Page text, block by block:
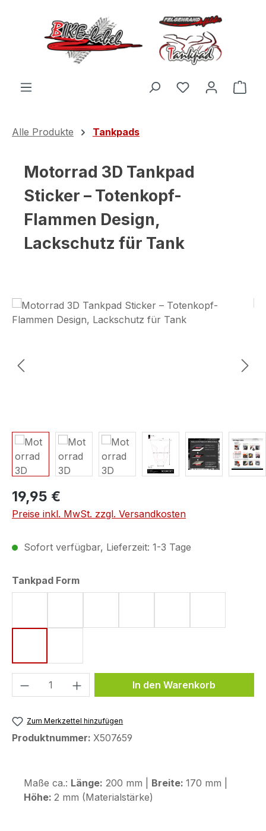
Zum Hauptinhalt springen
Du hast 0
Alle Produkte Tankpads
Motorrad 3D Tankpad
Sticker – Totenkopf-
Flammen Design,
Lackschutz für Tank
Bildergalerie überspringen
19,95 €
Preise inkl. MwSt. zzgl. Versandkosten
Sofort verfügbar, Lieferzeit: 1-3 Tage
Tankpad Formauswählen
Produkt Anzahl: Gib denIn den Warenkorb
Zum Merkzettel hinzufügen
Produktnummer: X507659
Maße ca.: Länge: 200 mm | Breite: 170 mm |
Höhe: 2 mm (Materialstärke)